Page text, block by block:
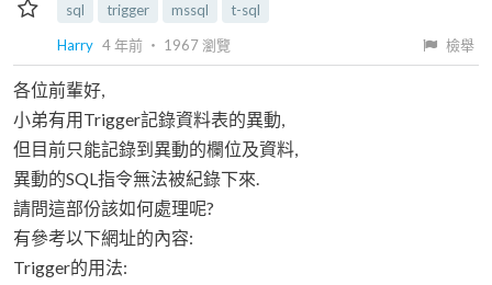
sql trigger mssql
t-sql
Harry 4 年前 ‧ 1967瀏覽 檢舉
各位前輩好,
小弟有用Trigger記錄資料表的異動,
但目前只能記錄到異動的欄位及資料,
異動的SQL指令無法被紀錄下來.
請問這部份該如何處理呢?
有參考以下網址的內容:
Trigger的用法: